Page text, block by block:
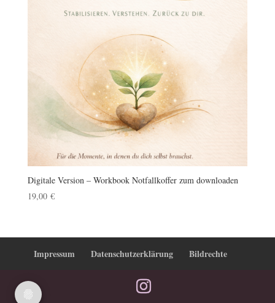
Digitale Version – Workbook Notfallkoffer zum downloaden
19,00 €
Impressum Datenschutzerklärung Bildrechte